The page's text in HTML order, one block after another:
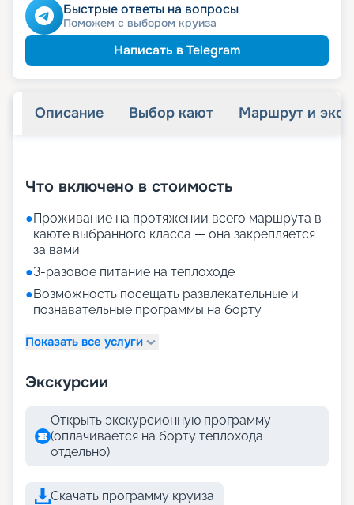
Быстрые ответы на вопросы
Поможем с выбором круиза
Написать в Telegram
Описание Выбор кают Маршрут и
Что включено в стоимость
●Проживание на протяжении всего маршрута в
каюте выбранного класса — она закрепляется
за вами
●3-разовое питание на теплоходе
●Возможность посещать развлекательные и
познавательные программы на борту
Показать все услуги
Экскурсии
Открыть экскурсионную программу
(оплачивается на борту теплохода
отдельно)
Скачать программу круиза